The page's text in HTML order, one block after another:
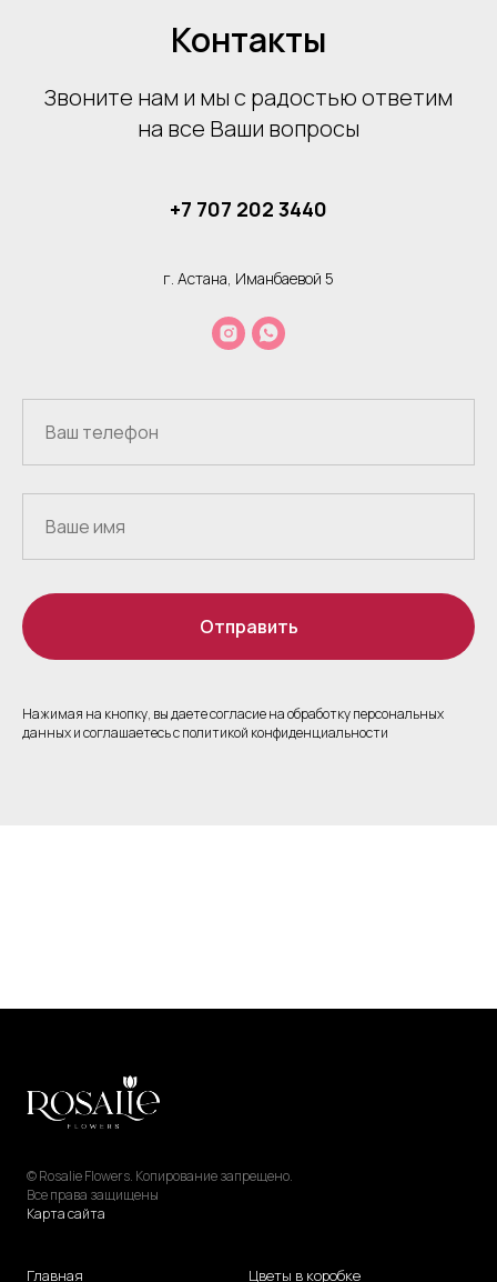
Контакты
Звоните нам и мы с радостью ответим
на все Ваши вопросы
+7 707 202 3440
г. Астана, Иманбаевой 5
Отправить
Нажимая на кнопку, вы даете согласие на обработку персональных
данных и соглашаетесь c политикой конфиденциальности
© Rosalie Flowers. Копирование запрещено.
Все права защищены
Карта сайта
Главная
Цветы в коробке